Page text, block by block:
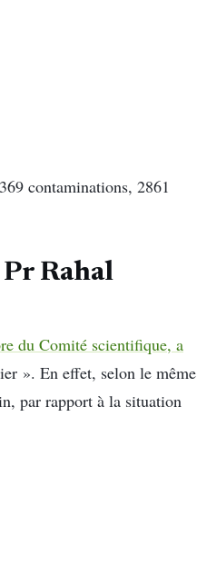
contaminations, 2861
Rahal
du Comité scientifique, a
». En effet, selon le même
par rapport à la situation